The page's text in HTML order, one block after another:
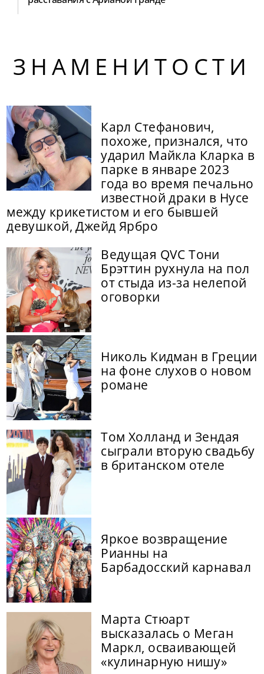
ЗНАМЕНИТОСТИ
Карл Стефанович,
похоже, признался, что
ударил Майкла Кларка в
парке в январе 2023
года во время печально
известной драки в Нусе
между крикетистом и его бывшей
девушкой, Джейд Ярбро
Ведущая QVC Тони
Брэттин рухнула на пол
от стыда из-за нелепой
оговорки
Николь Кидман в Греции
на фоне слухов о новом
романе
Том Холланд и Зендая
сыграли вторую свадьбу
в британском отеле
Яркое возвращение
Рианны на
Барбадосский карнавал
Марта Стюарт
высказалась о Меган
Маркл, осваивающей
«кулинарную нишу»